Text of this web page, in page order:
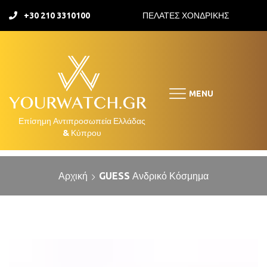
+30 210 3310100 ΠΕΛΑΤΕΣ ΧΟΝΔΡΙΚΗΣ
MENU
Αρχική GUESS Ανδρικό Κόσμημα